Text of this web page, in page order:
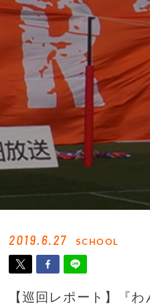
2019.6.27 SCHOOL
【巡回レポート】『